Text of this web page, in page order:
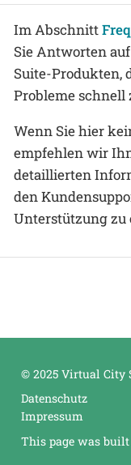
Im Abschnitt
Sie Antworten
Suite-Produkten,
Probleme schnell
Wenn Sie hier
empfehlen wir
detaillierten
den
Unterstützung zu
© 2025 Virtual City
Datenschutz
Impressum
This page was